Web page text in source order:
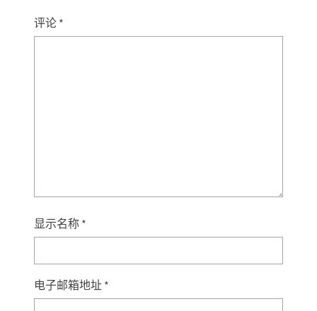
评论 *
显示名称 *
电子邮箱地址 *